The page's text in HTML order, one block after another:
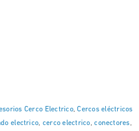
Cerco Electrico,Cercos eléctricos
electrico, cerco electrico,conectores,